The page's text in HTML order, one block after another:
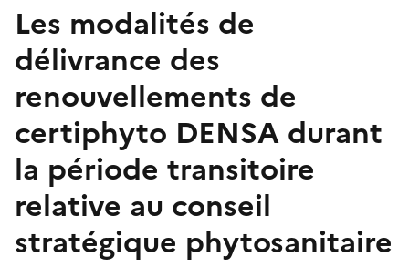
Les modalités de
délivrance des
renouvellements de
certiphyto DENSA durant
la période transitoire
relative au conseil
stratégique phytosanitaire